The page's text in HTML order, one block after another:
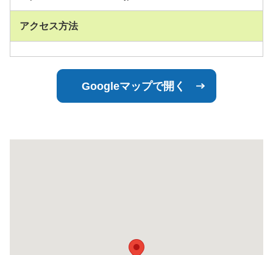
アクセス方法
Googleマップで開く